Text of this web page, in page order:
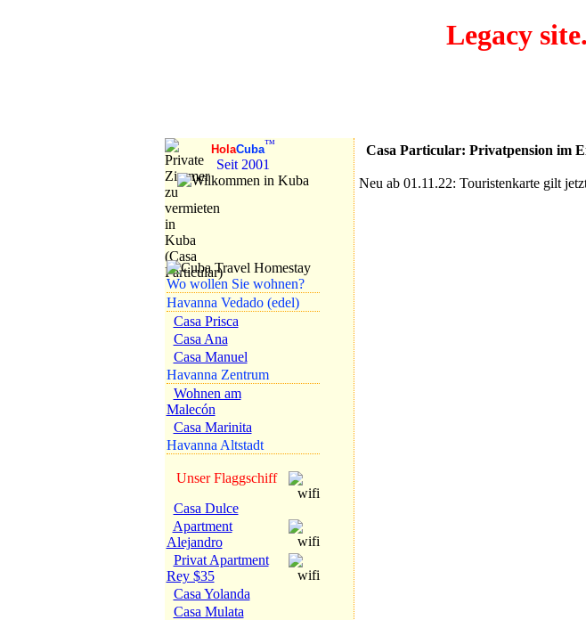
Legacy
HolaCuba™
Seit 2001
Wo wollen Sie wohnen?
Havanna Vedado (edel)
Casa Prisca
Casa Ana
Casa Manuel
Havanna Zentrum
Wohnen am
Malecón
Casa Marinita
Havanna Altstadt
Unser Flaggschiff
Casa Dulce
Apartment
Alejandro
Privat Apartment
Rey $35
Casa Yolanda
Casa Mulata
Casa Particular: Privatpension im
Neu ab 01.11.22: Touristenkarte gilt